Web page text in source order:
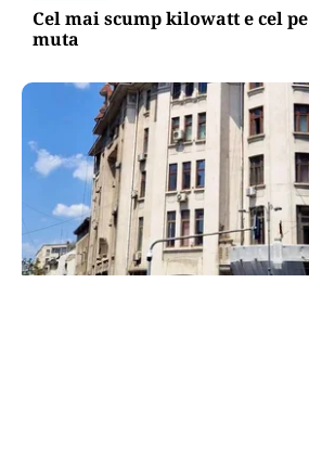
Cel mai scump kilowatt e cel
muta